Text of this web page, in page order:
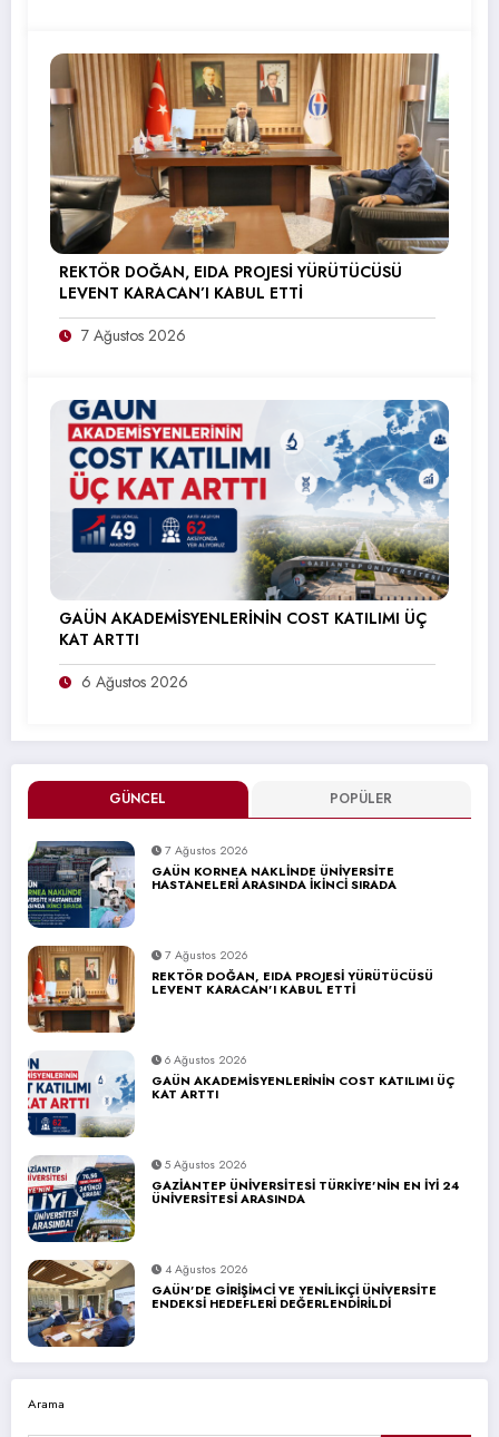
GÜNCEL POPÜLER
7 Ağustos 2026
GAÜN KORNEA NAKLİNDE ÜNİVERSİTE
HASTANELERİ ARASINDA İKİNCİ SIRADA
7 Ağustos 2026
REKTÖR DOĞAN, EIDA PROJESİ YÜRÜTÜCÜSÜ
LEVENT KARACAN’I KABUL ETTİ
6 Ağustos 2026
GAÜN AKADEMİSYENLERİNİN COST KATILIMI ÜÇ
KAT ARTTI
5 Ağustos 2026
GAZİANTEP ÜNİVERSİTESİ TÜRKİYE’NİN EN İYİ 24
ÜNİVERSİTESİ ARASINDA
4 Ağustos 2026
GAÜN’DE GİRİŞİMCİ VE YENİLİKÇİ ÜNİVERSİTE
ENDEKSİ HEDEFLERİ DEĞERLENDİRİLDİ
Arama
REKTÖR DOĞAN, EIDA PROJESİ YÜRÜTÜCÜSÜ
LEVENT KARACAN’I KABUL ETTİ
7 Ağustos 2026
GAÜN AKADEMİSYENLERİNİN COST KATILIMI ÜÇ
KAT ARTTI
6 Ağustos 2026